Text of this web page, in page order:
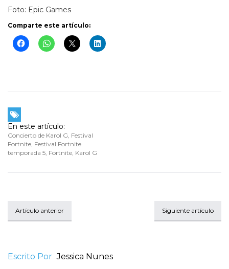
Foto: Epic Games
Comparte este artículo:
En este artículo:
Concierto de Karol G, Festival
Fortnite, Festival Fortnite
temporada 5, Fortnite, Karol G
Artículo anterior Siguiente artículo
Escrito Por Jessica Nunes